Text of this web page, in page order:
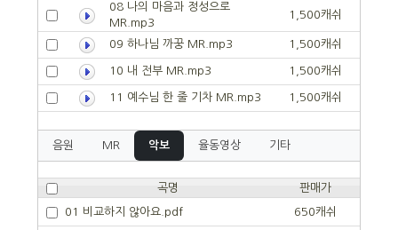
08 나의 마음과 정성으로
MR.mp3
1,500캐쉬
09 하나님 까꿍 MR.mp3 1,500캐쉬
10 내 전부 MR.mp3 1,500캐쉬
11 예수님 한 줄 기차 MR.mp3 1,500캐쉬
음원 MR 악보 율동영상 기타
곡명 판매가
01 비교하지 않아요.pdf 650캐쉬